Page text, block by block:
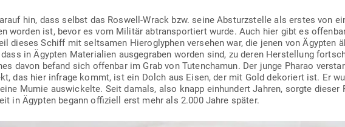
hin, dass selbst das Roswell-Wrack bzw. seine Absturz­stelle als erstes von
worden ist, bevor es vom Militär abtrans­por­tiert wurde. Auch hier gibt es
dieses Schiff mit selt­samen Hie­ro­glyphen ver­sehen war, die jenen von Ägypten
in Ägypten Mate­rialien aus­ge­graben worden sind, zu deren Her­stellung
davon befand sich offenbar im Grab von Tuten­chamun. Der junge Pharao
das hier infrage kommt, ist ein Dolch aus Eisen, der mit Gold deko­riert ist. Er
Mumie aus­wi­ckelte. Seit damals, also knapp ein­hundert Jahren, sorgte dieser
in Ägypten begann offi­ziell erst mehr als 2.000 Jahre später.